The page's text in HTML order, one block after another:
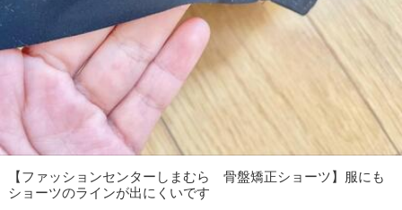
【ファッションセンターしまむら 骨盤矯正ショーツ】服にも
ショーツのラインが出にくいです